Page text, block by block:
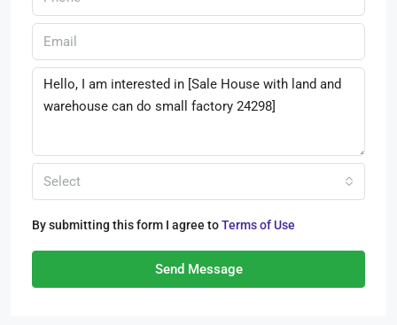
Select
By submitting this form I agree toTerms of Use
Send Message